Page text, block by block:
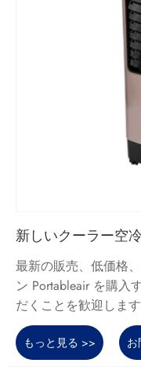
新しいクーラー空
最新の販売、低価格
ン Portableair を購入
だくことを歓迎しま
もっと見る >>